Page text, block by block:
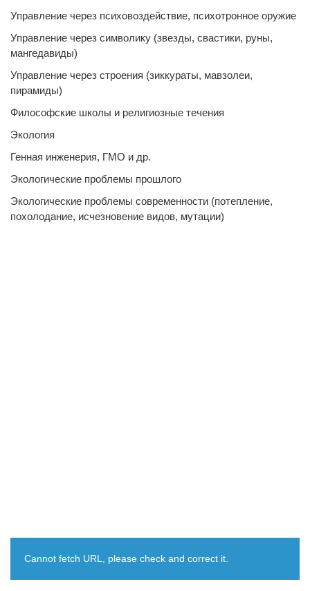
Управление через психовоздействие, психотронное оружие
Управление через символику (звезды, свастики, руны,
мангедавиды)
Управление через строения (зиккураты, мавзолеи,
пирамиды)
Философские школы и религиозные течения
Экология
Генная инженерия, ГМО и др.
Экологические проблемы прошлого
Экологические проблемы современности (потепление,
похолодание, исчезновение видов, мутации)
Cannot fetch URL, please check and correct it.